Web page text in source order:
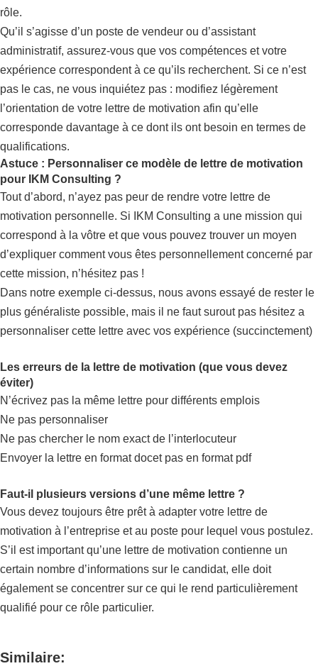
rôle.
Qu’il s’agisse d’un poste de vendeur ou d’assistant
administratif, assurez-vous que vos compétences et votre
expérience correspondent à ce qu’ils recherchent. Si ce n’est
pas le cas, ne vous inquiétez pas : modifiez légèrement
l’orientation de votre lettre de motivation afin qu’elle
corresponde davantage à ce dont ils ont besoin en termes de
qualifications.
Astuce : Personnaliser ce modèle de lettre de motivation
pour IKM Consulting ?
Tout d’abord, n’ayez pas peur de rendre votre lettre de
motivation personnelle. Si IKM Consulting a une mission qui
correspond à la vôtre et que vous pouvez trouver un moyen
d’expliquer comment vous êtes personnellement concerné par
cette mission, n’hésitez pas !
Dans notre exemple ci-dessus, nous avons essayé de rester le
plus généraliste possible, mais il ne faut surout pas hésitez a
personnaliser cette lettre avec vos expérience (succinctement)
Les erreurs de la lettre de motivation (que vous devez
éviter)
N’écrivez pas la même lettre pour différents emplois
Ne pas personnaliser
Ne pas chercher le nom exact de l’interlocuteur
Envoyer la lettre en format docet pas en format pdf
Faut-il plusieurs versions d’une même lettre ?
Vous devez toujours être prêt à adapter votre lettre de
motivation à l’entreprise et au poste pour lequel vous postulez.
S’il est important qu’une lettre de motivation contienne un
certain nombre d’informations sur le candidat, elle doit
également se concentrer sur ce qui le rend particulièrement
qualifié pour ce rôle particulier.
Similaire: